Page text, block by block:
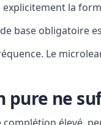
la
base obligatoire
Le
pure ne